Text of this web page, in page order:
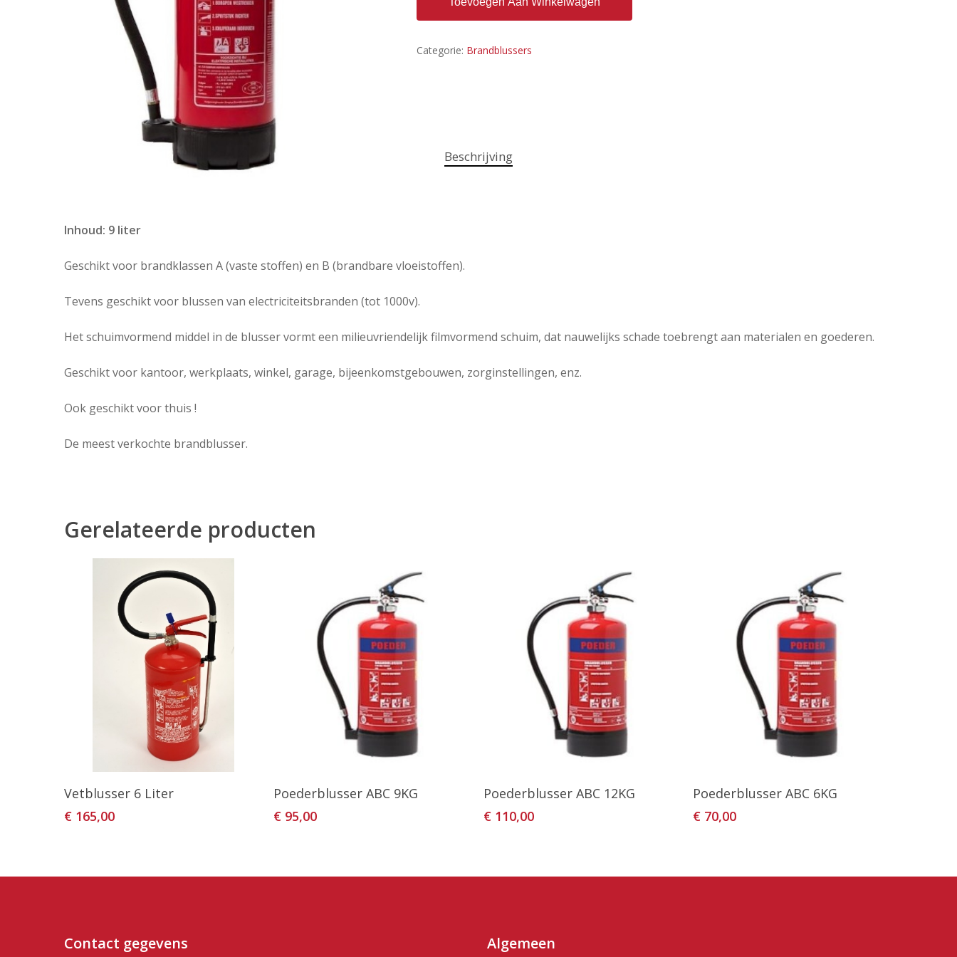
Categorie: Brandblussers
Beschrijving
Inhoud: 9 liter
Geschikt voor brandklassen A (vaste stoffen) en B (brandbare vloeistoffen).
Tevens geschikt voor blussen van electriciteitsbranden (tot 1000v).
Het schuimvormend middel in de blusser vormt een milieuvriendelijk filmvormend schuim, dat nauwelijks schade toebrengt aan materialen en goederen.
Geschikt voor kantoor, werkplaats, winkel, garage, bijeenkomstgebouwen, zorginstellingen, enz.
Ook geschikt voor thuis !
De meest verkochte brandblusser.
Gerelateerde producten
Toevoegen Aan Winkelwagen
Vetblusser 6 Liter
€ 165,00
Toevoegen Aan Winkelwagen
Poederblusser ABC 9KG
€ 95,00
Toevoegen Aan Winkelwagen
Poederblusser ABC 12KG
€110,00
Toevoegen Aan Winkelwagen
Poederblusser ABC 6KG
€ 70,00
Contact gegevens Algemeen